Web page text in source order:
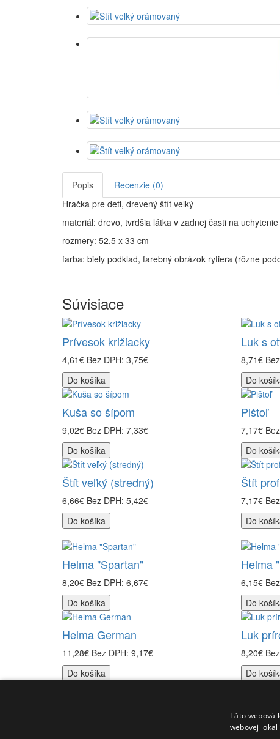
Popis
Recenzie (0)
Hračka pre deti, drevený štít veľký
materiál: drevo, tvrdšia látka v zadnej časti na
rozmery: 52,5 x 33 cm
farba: biely podklad, farebný obrázok rytiera (rôzne
Súvisiace
Prívesok križiacky
4,61€ Bez DPH: 3,75€
Do košíka
Luk s
8,71€
Do
Kuša so šípom
9,02€ Bez DPH: 7,33€
Do košíka
Pištoľ
7,17€
Do
Štít veľký (stredný)
6,66€ Bez DPH: 5,42€
Do košíka
Štít
7,17€
Do
Helma "Spartan"
8,20€ Bez DPH: 6,67€
Do košíka
Helma
6,15€
Do
Helma German
11,28€ Bez DPH: 9,17€
Do košíka
Luk
8,20€
Do
Táto webová
webovej